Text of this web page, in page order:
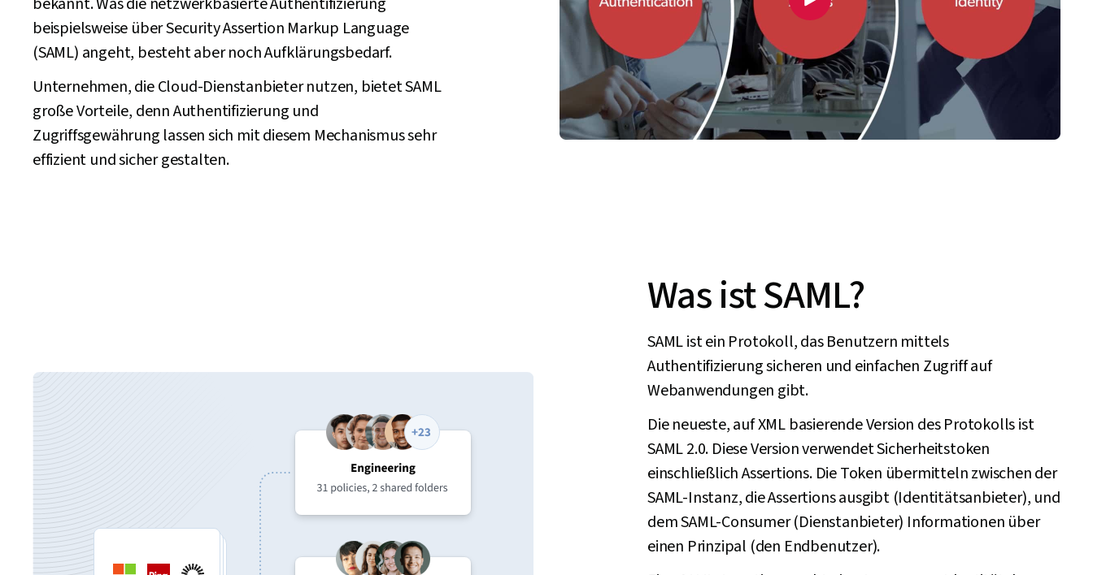
beispielsweise über Security Assertion Markup Language
(SAML) angeht, besteht aber noch Aufklärungsbedarf.
Unternehmen, die Cloud-Dienstanbieter nutzen, bietet SAML
große Vorteile, denn Authentifizierung und
Zugriffsgewährung lassen sich mit diesem Mechanismus sehr
effizient und sicher gestalten.
Was ist SAML?
SAML ist ein Protokoll, das Benutzern mittels
Authentifizierung sicheren und einfachen Zugriff auf
Webanwendungen gibt.
Die neueste, auf XML basierende Version des Protokolls ist
SAML 2.0. Diese Version verwendet Sicherheitstoken
einschließlich Assertions. Die Token übermitteln zwischen der
SAML-Instanz, die Assertions ausgibt (Identitätsanbieter), und
dem SAML-Consumer (Dienstanbieter) Informationen über
einen Prinzipal (den Endbenutzer).